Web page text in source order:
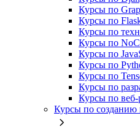
Курсы по
Курсы по
Курсы по
Курсы по
Курсы по
Курсы по
Курсы по
Курсы по
Курсы по
Курсы по созданию